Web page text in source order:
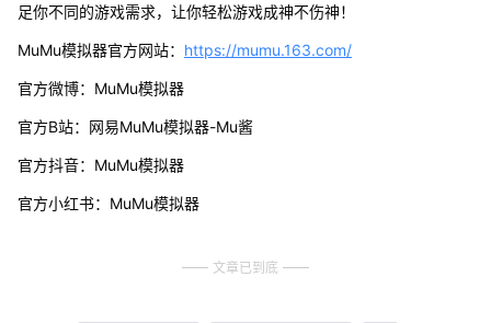
足你不同的游戏需求，让你轻松游戏成神不伤神！
MuMu模拟器官方网站： https://mumu.163.com/
官方微博：MuMu模拟器
官方B站：网易MuMu模拟器-Mu酱
官方抖音：MuMu模拟器
官方小红书：MuMu模拟器
文章已到底